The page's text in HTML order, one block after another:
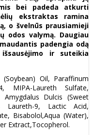
bei padeda atkurti
ekstraktas ramina
o švelnūs prausiamieji
odos valymą. Daugiau
padengia odą
ir suteikia
(Soybean) Oil, Paraffinum
MIPA-Laureth Sulfate,
Dulcis (Sweet
Laureth-9, Lactic Acid,
Bisabolol,Aqua (Water),
Extract,Tocopherol.